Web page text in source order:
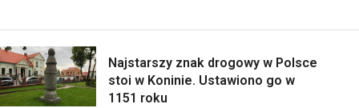
Najstarszy znak drogowy w Polsce
stoi w Koninie. Ustawiono go w
1151 roku